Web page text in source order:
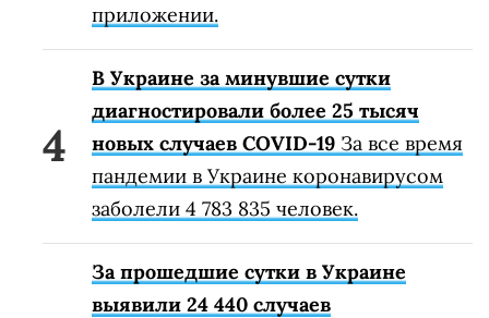
приложении.
В Украине за минувшие сутки
диагностировали более 25 тысяч
новых случаев COVID-19 За все время
пандемии в Украине коронавирусом
заболели 4 783 835 человек.
За прошедшие сутки в Украине
выявили 24 440 случаев